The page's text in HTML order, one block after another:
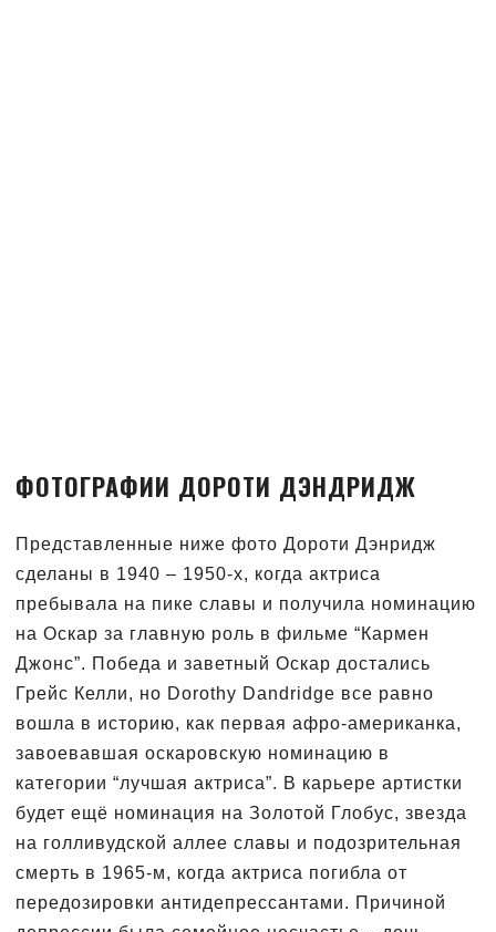
ФОТОГРАФИИ ДОРОТИ ДЭНДРИДЖ
Представленные ниже фото Дороти Дэнридж
сделаны в 1940 – 1950-х, когда актриса
пребывала на пике славы и получила номинацию
на Оскар за главную роль в фильме “Кармен
Джонс”. Победа и заветный Оскар достались
Грейс Келли, но Dorothy Dandridge все равно
вошла в историю, как первая афро-американка,
завоевавшая оскаровскую номинацию в
категории “лучшая актриса”. В карьере артистки
будет ещё номинация на Золотой Глобус, звезда
на голливудской аллее славы и подозрительная
смерть в 1965-м, когда актриса погибла от
передозировки антидепрессантами. Причиной